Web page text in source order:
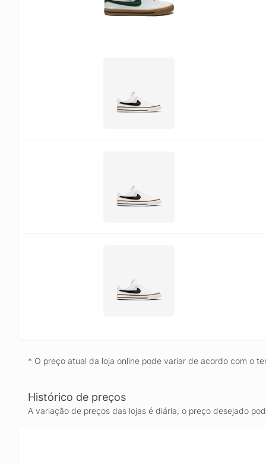
* O preço atual da loja online pode variar de acordo com o
Histórico de preços
A variação de preços das lojas é diária, o preço desejado